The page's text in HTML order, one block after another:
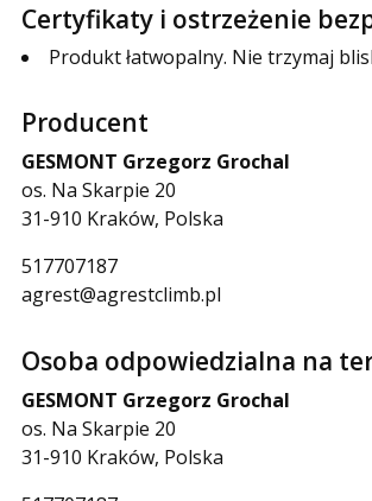
Certyfikaty i ostrzeżenie
Produkt łatwopalny. Nie trzymaj
Producent
GESMONT Grzegorz Grochal
os. Na Skarpie 20
31-910 Kraków, Polska
517707187
agrest@agrestclimb.pl
Osoba odpowiedzialna na
GESMONT Grzegorz Grochal
os. Na Skarpie 20
31-910 Kraków, Polska